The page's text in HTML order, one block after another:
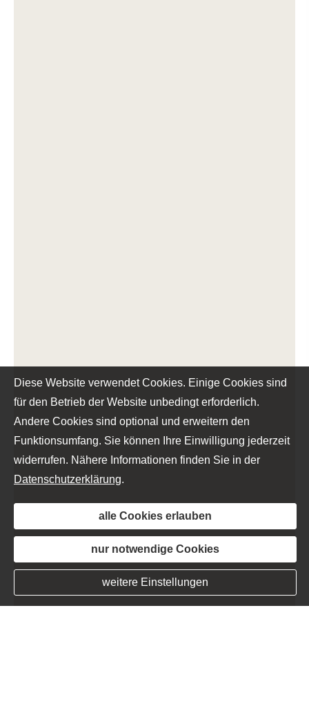
Diese Website verwendet Cookies. Einige Cookies sind
für den Betrieb der Website unbedingt erforderlich.
Andere Cookies sind optional und erweitern den
Funktionsumfang. Sie können Ihre Einwilligung jederzeit
widerrufen. Nähere Informationen finden Sie in der
Datenschutzerklärung.
alle Cookies erlauben
nur notwendige Cookies
weitere Einstellungen